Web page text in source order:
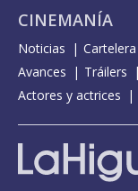
CINEMANÍA
Noticias Cartelera
Avances
Tráilers
Actores y actrices